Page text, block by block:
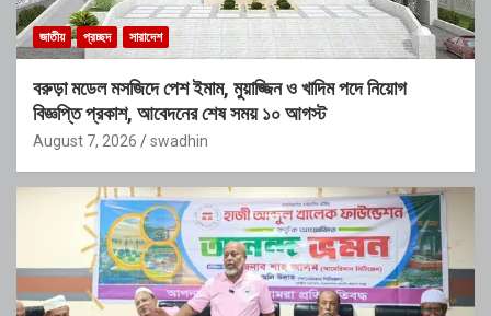
জাতীয় প্রচ্ছদ সারাদেশ
বরুড়া মডেল মসজিদে পেশ ইমাম, মুয়াজ্জিন ও খাদিম পদে নিয়োগ
বিজ্ঞপ্তি প্রকাশ, আবেদনের শেষ সময় ১০ আগস্ট
August 7, 2026 swadhin